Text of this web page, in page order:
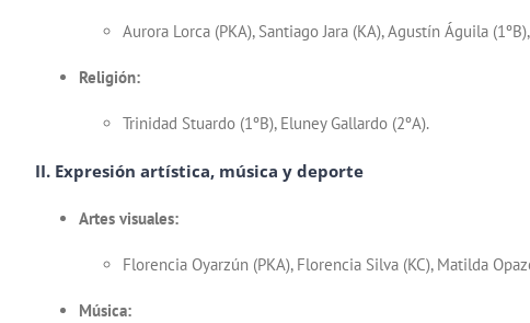
Aurora Lorca (PKA), Santiago Jara (KA), Agustín Águila
Religión:
Trinidad Stuardo (1ºB), Eluney Gallardo (2ºA).
II. Expresión artística, música y deporte
Artes visuales:
Florencia Oyarzún (PKA), Florencia Silva (KC), Matilda
Música: